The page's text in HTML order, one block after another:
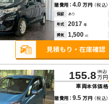
諸費用：4.0万円 （税込）
保証 あり
年式 2017 年
排気 1,500 cc
155.8 （税込）
万円
車両本体価格
諸費用：9.5万円 （税込）